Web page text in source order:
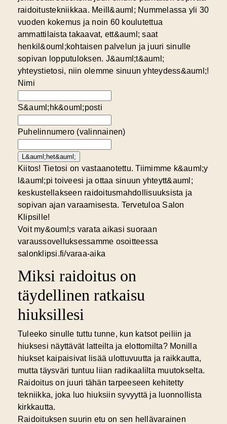
raidoitustekniikkaa. Meill&auml; Nummelassa yli 30
vuoden kokemus ja noin 60 koulutettua
ammattilaista takaavat, ett&auml; saat
henkil&ouml;kohtaisen palvelun ja juuri sinulle
sopivan lopputuloksen. J&auml;t&auml;
yhteystietosi, niin olemme sinuun yhteydess&auml;!
Nimi
S&auml;hk&ouml;posti
Puhelinnumero (valinnainen)
L&auml;het&auml;
Kiitos! Tietosi on vastaanotettu. Tiimimme k&auml;y
l&auml;pi toiveesi ja ottaa sinuun yhteytt&auml;
keskustellakseen raidoitusmahdollisuuksista ja
sopivan ajan varaamisesta. Tervetuloa Salon
Klipsille!
Voit my&ouml;s varata aikasi suoraan
varaussovelluksessamme osoitteessa
salonklipsi.fi/varaa-aika
Miksi raidoitus on
täydellinen ratkaisu
hiuksillesi
Tuleeko sinulle tuttu tunne, kun katsot peiliin ja
hiuksesi näyttävät latteilta ja elottomilta? Monilla
hiukset kaipaisivat lisää ulottuvuutta ja raikkautta,
mutta täysväri tuntuu liian radikaalilta muutokselta.
Raidoitus on juuri tähän tarpeeseen kehitetty
tekniikka, joka luo hiuksiin syvyyttä ja luonnollista
kirkkautta.
Raidoituksen suurin etu on sen hellävarainen